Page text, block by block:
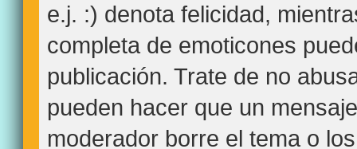
e.j. :) denota felicidad,
completa de emoticones
publicación. Trate de no
pueden hacer que un
moderador borre el tema o